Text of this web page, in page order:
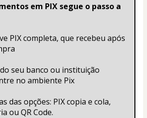
em PIX segue o passo a
PIX completa, que recebeu após
seu banco ou instituição
no ambiente Pix
das opções: PIX copia e cola,
ou QR Code.